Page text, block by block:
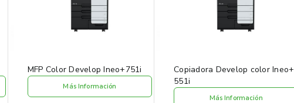
MFP Color Develop Ineo+751i
Más Información
Copiadora Develop color Ineo+
551i
Más Información